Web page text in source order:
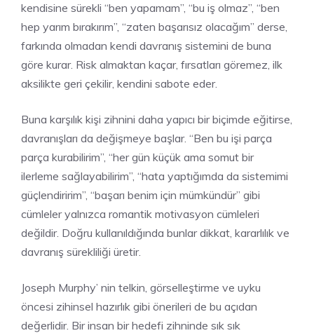
kendisine sürekli “ben yapamam”, “bu iş olmaz”, “ben
hep yarım bırakırım”, “zaten başarısız olacağım” derse,
farkında olmadan kendi davranış sistemini de buna
göre kurar. Risk almaktan kaçar, fırsatları göremez, ilk
aksilikte geri çekilir, kendini sabote eder.
Buna karşılık kişi zihnini daha yapıcı bir biçimde eğitirse,
davranışları da değişmeye başlar. “Ben bu işi parça
parça kurabilirim”, “her gün küçük ama somut bir
ilerleme sağlayabilirim”, “hata yaptığımda da sistemimi
güçlendiririm”, “başarı benim için mümkündür” gibi
cümleler yalnızca romantik motivasyon cümleleri
değildir. Doğru kullanıldığında bunlar dikkat, kararlılık ve
davranış sürekliliği üretir.
Joseph Murphy’ nin telkin, görselleştirme ve uyku
öncesi zihinsel hazırlık gibi önerileri de bu açıdan
değerlidir. Bir insan bir hedefi zihninde sık sık